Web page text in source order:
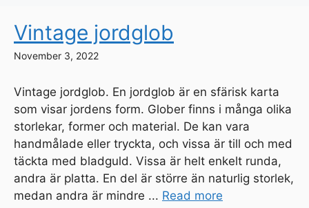
Vintage jordglob
November 3, 2022
Vintage jordglob. En jordglob är en sfärisk karta
som visar jordens form. Glober finns i många olika
storlekar, former och material. De kan vara
handmålade eller tryckta, och vissa är till och med
täckta med bladguld. Vissa är helt enkelt runda,
andra är platta. En del är större än naturlig storlek,
medan andra är mindre ... Read more